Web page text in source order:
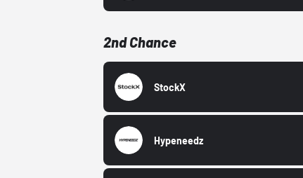
2nd Chance
StockX
Hypeneedz